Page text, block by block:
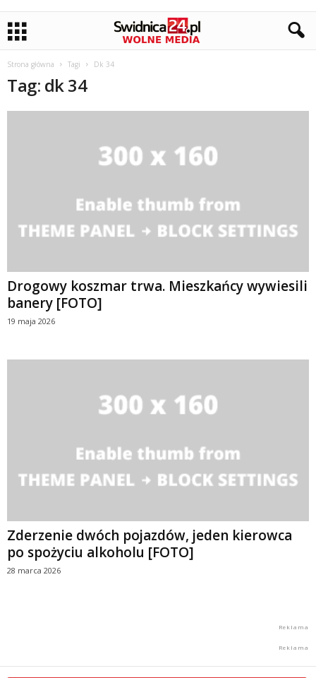
Strona główna Tagi Dk 34
Tag: dk 34
Drogowy koszmar trwa. Mieszkańcy wywiesili
banery [FOTO]
19 maja 2026
Zderzenie dwóch pojazdów, jeden kierowca
po spożyciu alkoholu [FOTO]
28 marca 2026